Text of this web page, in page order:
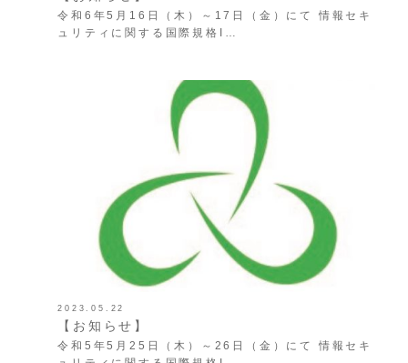
令和6年5月16日（木）～17日（金）にて 情報セキ
ュリティに関する国際規格I…
2023.05.22
【お知らせ】
令和5年5月25日（木）～26日（金）にて 情報セキ